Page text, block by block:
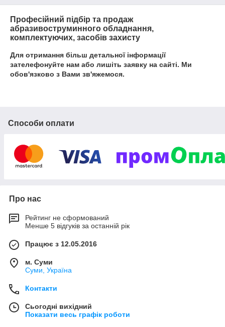
Професійний підбір та продаж
абразивоструминного обладнання,
комплектуючих, засобів захисту
Для отримання більш детальної інформації
зателефонуйте нам або лишіть заявку на сайті. Ми
обов'язково з Вами зв'яжемося.
Способи оплати
Про нас
Рейтинг не сформований
Менше 5 відгуків за останній рік
Працює з 12.05.2016
м. Суми
Суми, Україна
Контакти
Сьогодні вихідний
Показати весь графік роботи